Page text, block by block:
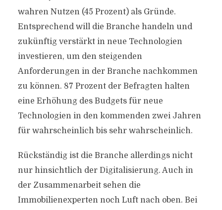
wahren Nutzen (45 Prozent) als Gründe.
Entsprechend will die Branche handeln und
zukünftig verstärkt in neue Technologien
investieren, um den steigenden
Anforderungen in der Branche nachkommen
zu können. 87 Prozent der Befragten halten
eine Erhöhung des Budgets für neue
Technologien in den kommenden zwei Jahren
für wahrscheinlich bis sehr wahrscheinlich.
Rückständig ist die Branche allerdings nicht
nur hinsichtlich der Digitalisierung. Auch in
der Zusammenarbeit sehen die
Immobilienexperten noch Luft nach oben. Bei